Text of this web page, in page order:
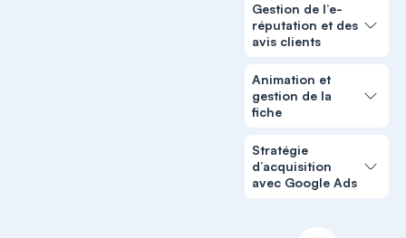
Gestion de l’e-
réputation et des
avis clients
Animation et
gestion de la
fiche
Stratégie
d’acquisition
avec Google Ads